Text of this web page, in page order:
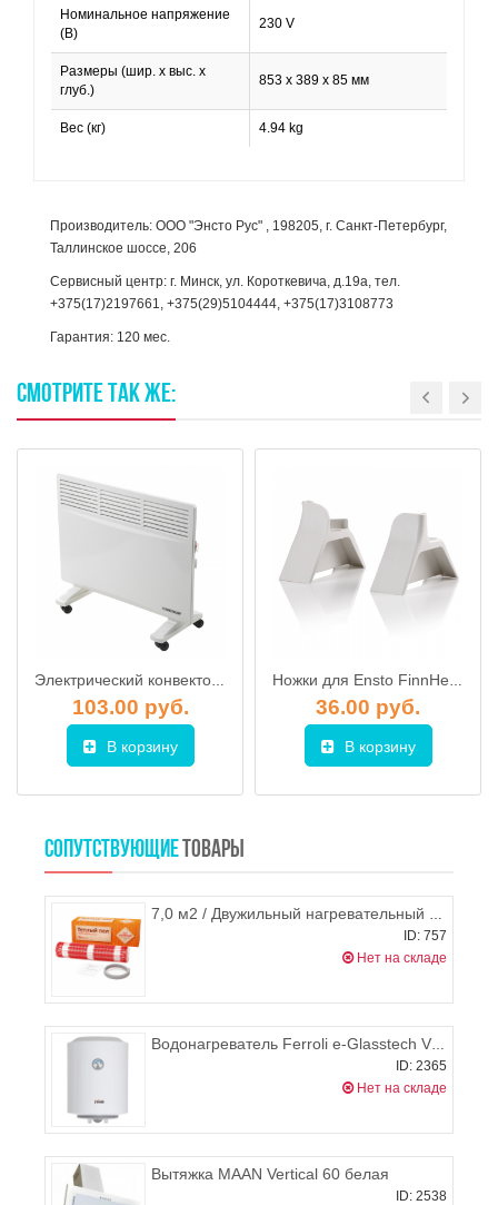
Номинальное напряжение
(В)
230 V
Размеры (шир. х выс. х
глуб.)
853 x 389 x 85 мм
Вес (кг) 4.94 kg
Производитель: ООО "Энсто Рус" , 198205, г. Санкт-Петербург,
Таллинское шоссе, 206
Сервисный центр: г. Минск, ул. Короткевича, д.19а, тел.
+375(17)2197661, +375(29)5104444, +375(17)3108773
Гарантия: 120 мес.
СМОТРИТЕ ТАКЖЕ:
Электрический конвектор EDISSON S05UB
103.00 руб.
В корзину
Ножки для Ensto FinnHeat конвекторов (2 шт.)
36.00 руб.
В корзину
СОПУТСТВУЮЩИЕ ТОВАРЫ
7,0 м2 / Двужильный нагревательный мат WSM-1060-7,0, Warmstad
ID: 757
Нет на складе
Водонагреватель Ferroli e-Glasstech VBO 50
ID: 2365
Нет на складе
Вытяжка MAAN Vertical 60 белая
ID: 2538